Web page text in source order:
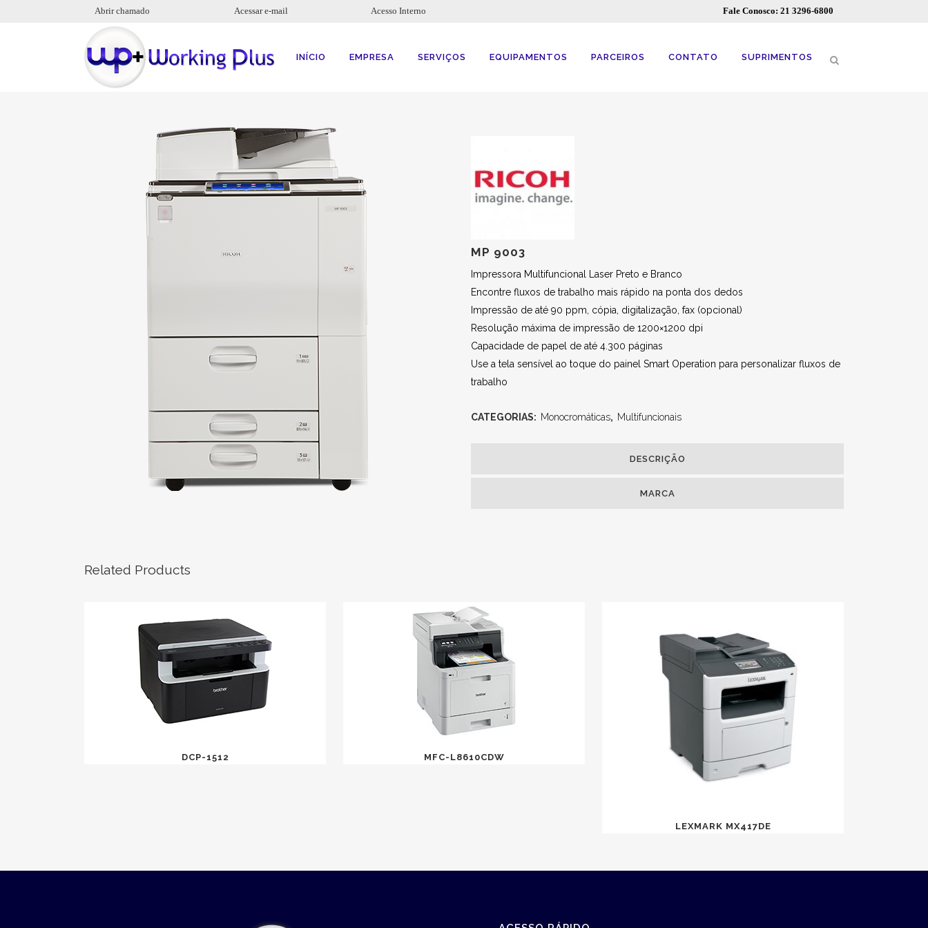
Abrir chamado Acessar e-mail Acesso Interno Fale Conosco: 21 3296-6800
INÍCIO EMPRESA SERVIÇOS EQUIPAMENTOS PARCEIROS CONTATO SUPRIMENTOS
MP 9003
Impressora Multifuncional Laser Preto e Branco
Encontre fluxos de trabalho mais rápido na ponta dos dedos
Impressão de até 90 ppm, cópia, digitalização, fax (opcional)
Resolução máxima de impressão de 1200×1200 dpi
Capacidade de papel de até 4.300 páginas
Use a tela sensível ao toque do painel Smart Operation para personalizar fluxos de
trabalho
CATEGORIAS: Monocromáticas, Multifuncionais
DESCRIÇÃO
MARCA
Related Products
DCP-1512 MFC-L8610CDW
LEXMARK MX417DE